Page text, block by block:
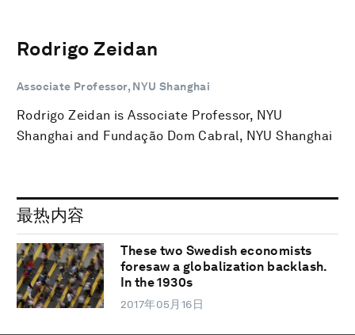
Rodrigo Zeidan
Associate Professor, NYU Shanghai
Rodrigo Zeidan is Associate Professor, NYU
Shanghai and Fundação Dom Cabral, NYU Shanghai
最热内容
These two Swedish economists
foresaw a globalization backlash.
In the 1930s
2017年05月16日